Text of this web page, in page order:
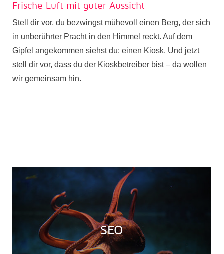
Frische Luft mit guter Aussicht
Stell dir vor, du bezwingst mühevoll einen Berg, der sich
in unberührter Pracht in den Himmel reckt. Auf dem
Gipfel angekommen siehst du: einen Kiosk. Und jetzt
stell dir vor, dass du der Kioskbetreiber bist – da wollen
wir gemeinsam hin.
SEO